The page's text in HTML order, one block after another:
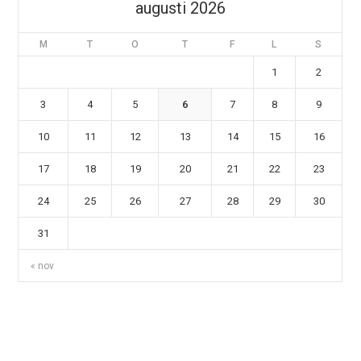
augusti 2026
M T O T F L S
« nov
1 2
3 4 5 6 7 8 9
10 11 12 13 14 15 16
17 18 19 20 21 22 23
24 25 26 27 28 29 30
31